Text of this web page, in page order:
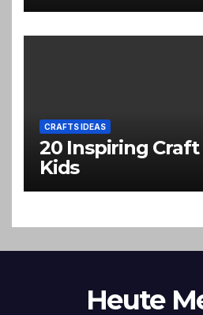
CRAFTS IDEAS
20 Inspiring
Kids
Heute